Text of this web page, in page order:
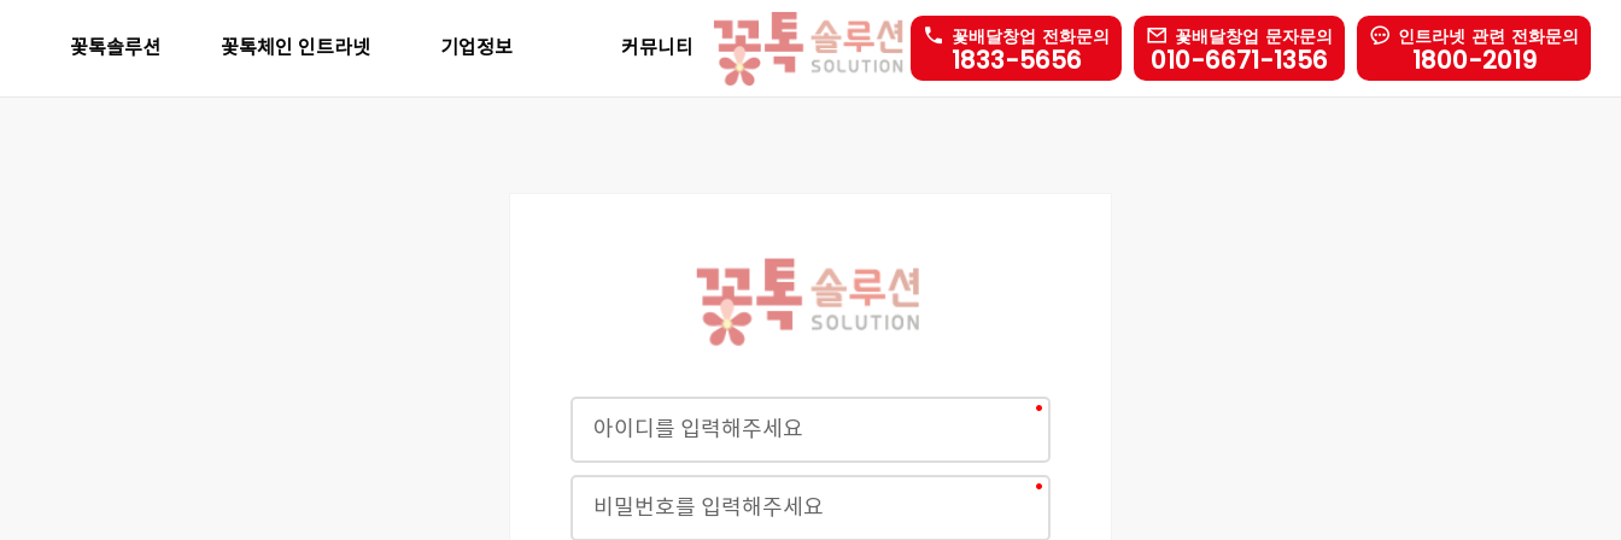
꽃톡솔루션 꽃톡체인 인트라넷 기업정보 커뮤니티 꽃배달창업 전화문의
1833-5656
꽃배달창업 문자문의
010-6671-1356
인트라넷 관련 전화문의
1800-2019